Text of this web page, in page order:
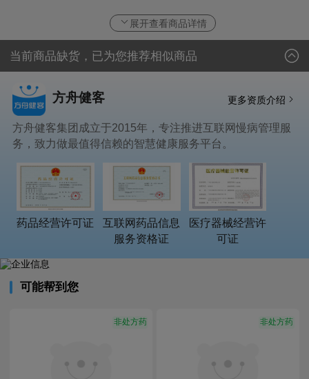
展开查看商品详情
当前商品缺货，已为您推荐相似商品
方舟健客 更多资质介绍
方舟健客集团成立于2015年，专注推进互联网慢病管理服
务，致力做最值得信赖的智慧健康服务平台。
药品经营许可证
互联网药品信息
服务资格证
医疗器械经营许
可证
可能帮到您
非处方药 非处方药